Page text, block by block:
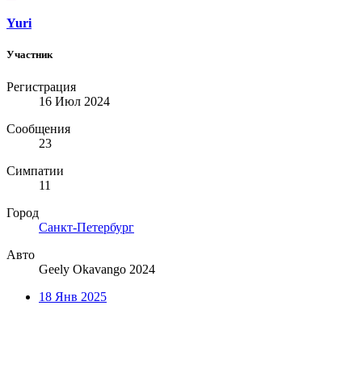
Yuri
Участник
Регистрация
16 Июл 2024
Сообщения
23
Симпатии
11
Город
Санкт-Петербург
Авто
Geely Okavango 2024
18 Янв 2025